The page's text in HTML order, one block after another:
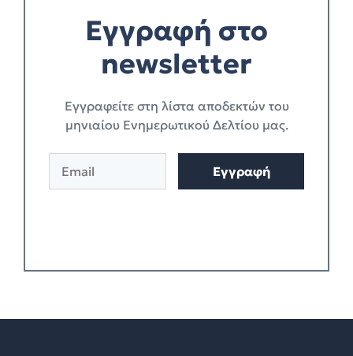
Εγγραφή στο
newsletter
Eγγραφείτε στη λίστα αποδεκτών του
μηνιαίου Ενημερωτικού Δελτίου μας.
Εγγραφή
a